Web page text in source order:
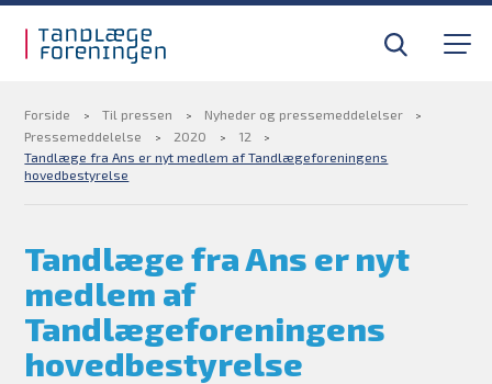
Til tandlæger
Medlemsfordele
Til pressen
Om foreningen
Find din tandlægevagt
Kurser og efteruddannelse
Forside Til pressen
Nyheder og pressemeddelelser
Pressemeddelelse
2020
12
Tandlæge fra Ans er nyt medlem af Tandlægeforeningens
hovedbestyrelse
Tandlæge fra Ans er nyt
medlem af
Tandlægeforeningens
hovedbestyrelse